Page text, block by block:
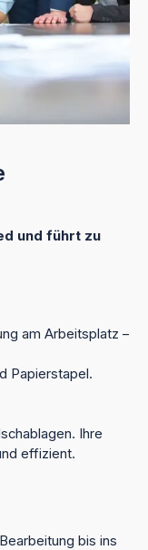
und führt zu
am Arbeitsplatz –
Papierstapel.
Ihre
effizient.
bis ins